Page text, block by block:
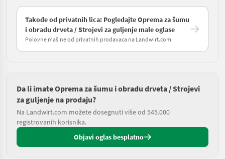
Takođe od privatnih lica: Pogledajte Oprema za šumu
i obradu drveta / Strojevi za guljenje male oglase
Polovne mašine od privatnih prodavaca na Landwirt.com
Da li imate Oprema za šumu i obradu drveta / Strojevi
za guljenje na prodaju?
Na Landwirt.com možete dosegnuti više od 545.000
registrovanih korisnika.
Objavi oglas besplatno